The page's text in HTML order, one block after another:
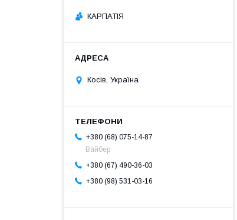
КАРПАТІЯ
Косів, Україна
+380 (68) 075-14-87
Вайбер
+380 (67) 490-36-03
+380 (98) 531-03-16